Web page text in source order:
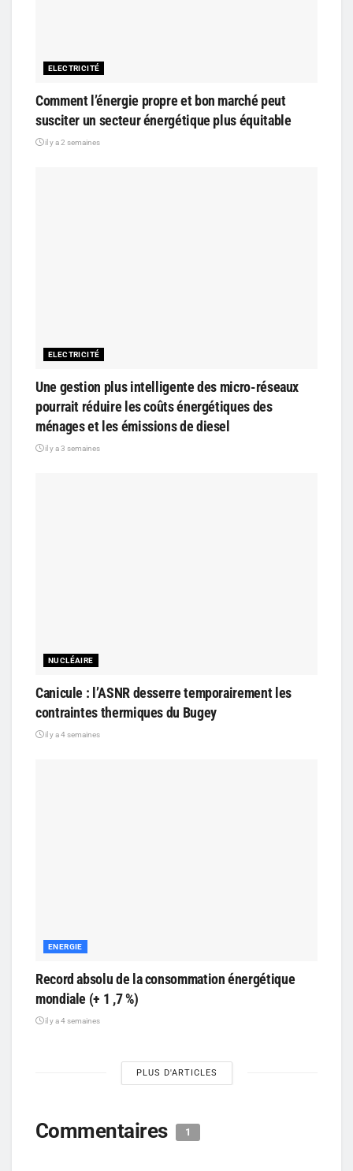
ELECTRICITÉ
Comment l’énergie propre et bon marché peut
susciter un secteur énergétique plus équitable
il y a 2 semaines
ELECTRICITÉ
Une gestion plus intelligente des micro-réseaux
pourrait réduire les coûts énergétiques des
ménages et les émissions de diesel
il y a 3 semaines
NUCLÉAIRE
Canicule : l’ASNR desserre temporairement les
contraintes thermiques du Bugey
il y a 4 semaines
ENERGIE
Record absolu de la consommation énergétique
mondiale (+ 1 ,7 %)
il y a 4 semaines
PLUS D'ARTICLES
Commentaires 1